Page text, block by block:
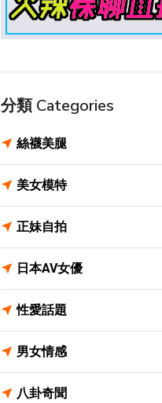
分類 Categories
絲襪美腿
美女模特
正妹自拍
日本AV女優
性愛話題
男女情感
八卦奇聞